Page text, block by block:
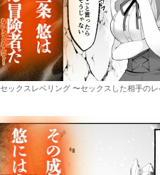
セックスレベリング 〜セックスした相手の